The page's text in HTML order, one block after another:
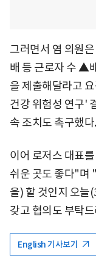
그러면서 염 의원
배 등 근로자 수 ▲
을 제출해달라고
건강 위험성 연구'
속 조치도 촉구했다.
이어 로저스 대표
쉬운 곳도 좋다"며
을) 할 것인지 오늘
갖고 협의도 부탁
English 기사보기